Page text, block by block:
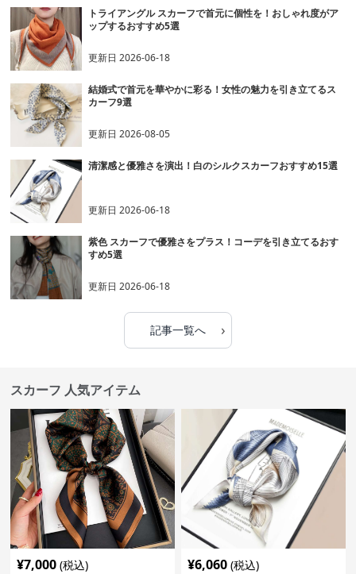
トライアングル スカーフで首元に個性を！おしゃれ度がア
ップするおすすめ5選
更新日2026-06-18
結婚式で首元を華やかに彩る！女性の魅力を引き立てるス
カーフ9選
更新日2026-08-05
清潔感と優雅さを演出！白のシルクスカーフおすすめ15選
更新日2026-06-18
紫色 スカーフで優雅さをプラス！コーデを引き立てるおす
すめ5選
更新日2026-06-18
記事一覧へ ›
スカーフ 人気アイテム
¥7,000 (税込) ¥6,060 (税込)